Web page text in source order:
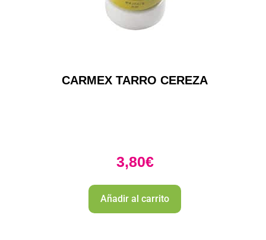
CARMEX TARRO CEREZA
3,80€
Añadir al carrito